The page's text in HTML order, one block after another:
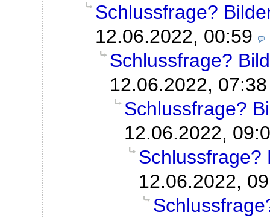
Schlussfrage?
12.06.2022, 00:59
Schlussfrage?
12.06.2022, 07:38
Schlussfrage?
12.06.2022,
Schlussfrage?
12.06.2022,